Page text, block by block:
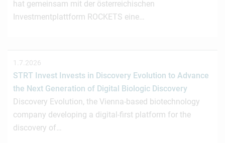
hat gemeinsam mit der österreichischen
Investmentplattform ROCKETS eine…
1.7.2026
STRT Invest Invests in Discovery Evolution to Advance
the Next Generation of Digital Biologic Discovery
Discovery Evolution, the Vienna-based biotechnology
company developing a digital-first platform for the
discovery of…